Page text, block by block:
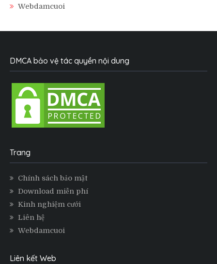
Webdamcuoi
DMCA bảo vệ tác quyền nội dung
Trang
Chính sách bảo mật
Download miễn phí
Kinh nghiệm cưới
Liên hệ
Webdamcuoi
Liên kết Web